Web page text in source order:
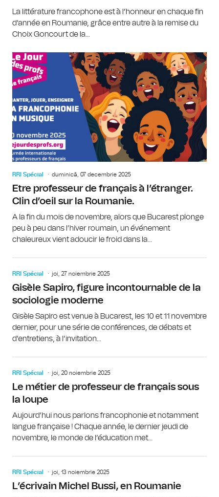
La littérature francophone est à l’honneur en chaque fin
d’année en Roumanie, grâce entre autre à la remise du
Choix Goncourt de la...
RRI Spécial duminică, 07 decembrie 2025
Etre professeur de français à l’étranger.
Clin d’oeil sur la Roumanie.
A la fin du mois de novembre, alors que Bucarest plonge
peu à peu dans l’hiver roumain, un événement
chaleureux vient adoucir le froid dans la...
RRI Spécial joi, 27 noiembrie 2025
Gisèle Sapiro, figure incontournable de la
sociologie moderne
Gisèle Sapiro est venue à Bucarest, les 10 et 11 novembre
dernier, pour une série de conférences, de débats et
d’entretiens, à l’invitation...
RRI Spécial joi, 20 noiembrie 2025
Le métier de professeur de français sous
la loupe
Aujourd’hui nous parlons francophonie et notamment
langue française ! Chaque année, le dernier jeudi de
novembre, le monde de l’éducation met...
RRI Spécial joi, 13 noiembrie 2025
L’écrivain Michel Bussi, en Roumanie